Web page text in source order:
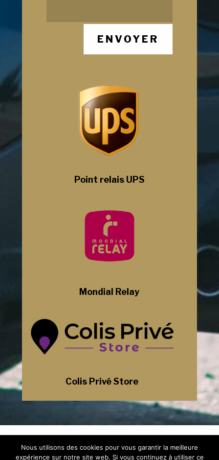
ENVOYER
Point relais UPS
Mondial Relay
Colis Privé Store
Politique de Confidentialité
Plan du Site
Nous utilisons des cookies pour vous garantir la meilleure
expérience sur notre site web. Si vous continuez à utiliser ce